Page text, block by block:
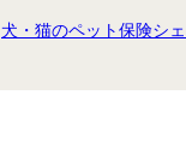
犬・猫のペット保険シ